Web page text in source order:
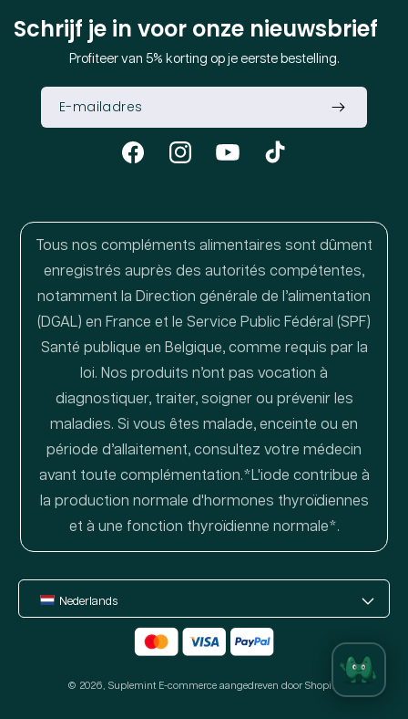
Schrijf je in voor onze nieuwsbrief
Profiteer van 5% korting op je eerste bestelling.
FacebookInstagramYouTube TikTok
Tous nos compléments alimentaires sont dûment
enregistrés auprès des autorités compétentes,
notamment la Direction générale de l’alimentation
(DGAL) en France et le Service Public Fédéral (SPF)
Santé publique en Belgique, comme requis par la
loi. Nos produits n’ont pas vocation à
diagnostiquer, traiter, soigner ou prévenir les
maladies. Si vous êtes malade, enceinte ou en
période d’allaitement, consultez votre médecin
avant toute complémentation.*L'iode contribue à
la production normale d'hormones thyroïdiennes
et à une fonction thyroïdienne normale*.
Nederlands
Betaalmethoden
© 2026, Suplemint E-commerce aangedreven door Shopify